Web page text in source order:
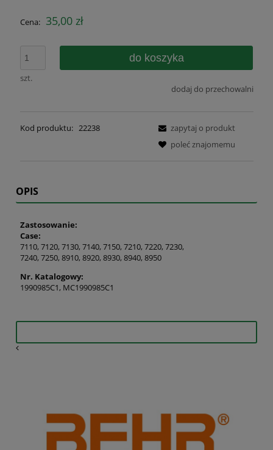
Cena: 35,00 zł
szt.
do koszyka
dodaj do przechowalni
Kod produktu: 22238
zapytaj o produkt
poleć znajomemu
OPIS
Zastosowanie:
Case:
7110, 7120, 7130, 7140, 7150, 7210, 7220, 7230,
7240, 7250, 8910, 8920, 8930, 8940, 8950
Nr. Katalogowy:
1990985C1, MC1990985C1